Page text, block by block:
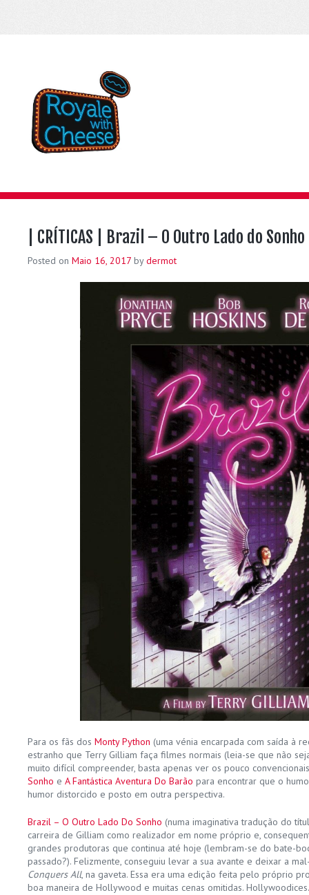
| CRÍTICAS | Brazil – O Outro Lado do Sonho
Posted on Maio 16, 2017 bydermot
Para os fãs dos Monty Python (uma vénia encarpada com saída à
estranho que Terry Gilliam faça filmes normais (leia-se que não
muito difícil compreender, basta apenas ver os pouco
Sonho e A Fantástica Aventura Do Barão para encontrar que o
humor distorcido e posto em outra perspectiva.
Brazil – O Outro Lado Do Sonho (numa imaginativa tradução do
carreira de Gilliam como realizador em nome próprio e,
grandes produtoras que continua até hoje (lembram-se do bate-
passado?). Felizmente, conseguiu levar a sua avante e deixar a
Conquers All, na gaveta. Essa era uma edição feita pelo próprio
boa maneira de Hollywood e muitas cenas omitidas.